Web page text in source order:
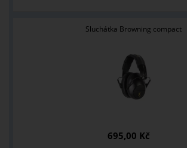
Sluchátka Browning compact
695,00 Kč